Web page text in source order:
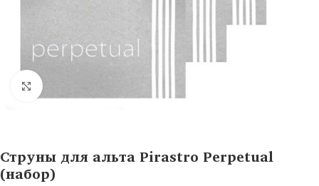
Нажмите, чтобы увеличить
Струны для альта Pirastro Perpetual
(набор)